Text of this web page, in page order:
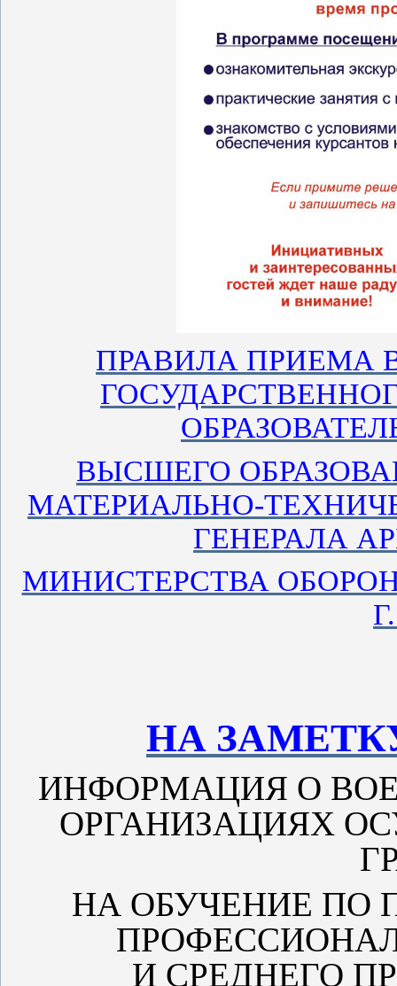
ПРАВИЛА ПРИЕМА
ВЫСШЕГО
МАТЕРИАЛЬНО-
ГЕНЕРАЛА
МИНИСТЕРСТВА
НА
ИНФОРМАЦИЯ О
ОРГАНИЗАЦИЯХ
НА ОБУЧЕНИЕ
И СРЕДНЕГО